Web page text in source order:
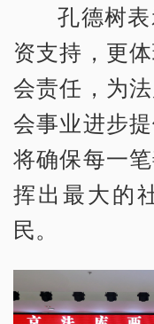
孔德树
资支持，更
会责任，为
会事业进步
将确保每一
挥出最大的
民。